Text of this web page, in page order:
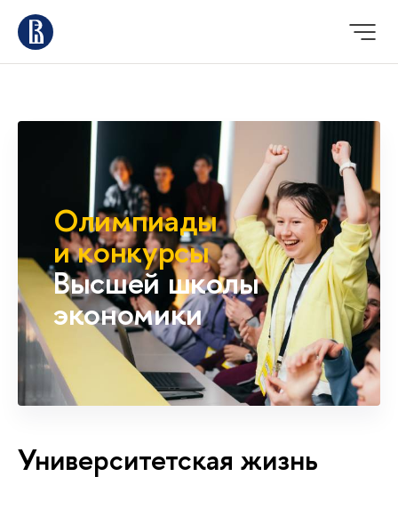
Олимпиады
и конкурсы
Высшей школы
экономики
Университетская жизнь